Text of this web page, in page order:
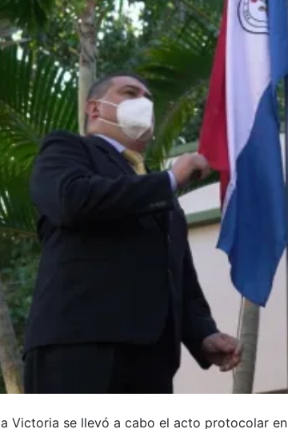
Victoria se llevó a cabo el acto protocolar